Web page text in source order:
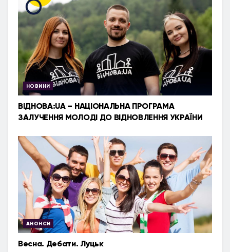
НОВИНИ
ВІДНОВА:UA – НАЦІОНАЛЬНА ПРОГРАМА
ЗАЛУЧЕННЯ МОЛОДІ ДО ВІДНОВЛЕННЯ УКРАЇНИ
АНОНСИ
Весна. Дебати. Луцьк